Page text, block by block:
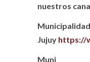
nuestros
Jujuy https://
Muni